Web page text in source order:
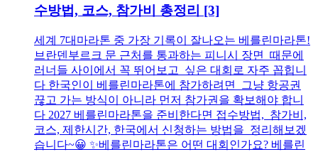
수방법, 코스, 참가비 총정리 [3]
세계 7대마라톤 중 가장 기록이 잘나오는 베를린마라톤!
브란덴부르크 문 근처를 통과하는 피니시 장면 때문에
러너들 사이에서 꼭 뛰어보고 싶은 대회로 자주 꼽힙니
다 한국인이 베를린마라톤에 참가하려면 그냥 항공권
끊고 가는 방식이 아니라 먼저 참가권을 확보해야 합니
다 2027 베를린마라톤을 준비한다면 접수방법, 참가비,
코스, 제한시간, 한국에서 신청하는 방법을 정리해보겠
습니다~😀 ✨베를린마라톤은 어떤 대회인가요? 베를린